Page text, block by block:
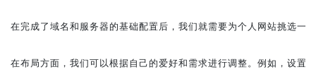
在完成了域名和服务器的基础配置后，我们就需要为个人网站挑选一
在布局方面，我们可以根据自己的爱好和需求进行调整。例如，设置